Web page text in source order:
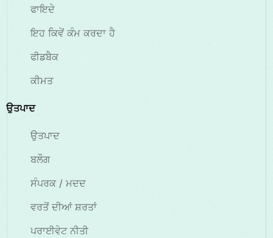
ਫਾਇਦੇ
ਇਹ ਕਿਵੇਂ ਕੰਮ ਕਰਦਾ ਹੈ
ਫੀਡਬੈਕ
ਕੀਮਤ
ਉਤਪਾਦ
ਉਤਪਾਦ
ਬਲੌਗ
ਸੰਪਰਕ / ਮਦਦ
ਵਰਤੋਂ ਦੀਆਂ ਸ਼ਰਤਾਂ
ਪਰਾਈਵੇਟ ਨੀਤੀ